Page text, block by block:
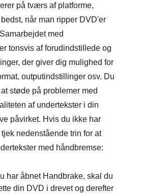
på tværs af platforme,
når man ripper DVD'er
med
tonsvis af forudindstillede og
der giver dig mulighed for
outputindstillinger osv. Du
støde på problemer med
af undertekster i din
påvirket. Hvis du ikke har
nedenstående trin for at
med håndbremse:
har åbnet Handbrake, skal du
din DVD i drevet og derefter